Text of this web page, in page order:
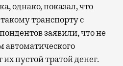
однако, показал, что
транспорту с
заявили, что не
автоматического
пустой тратой денег.